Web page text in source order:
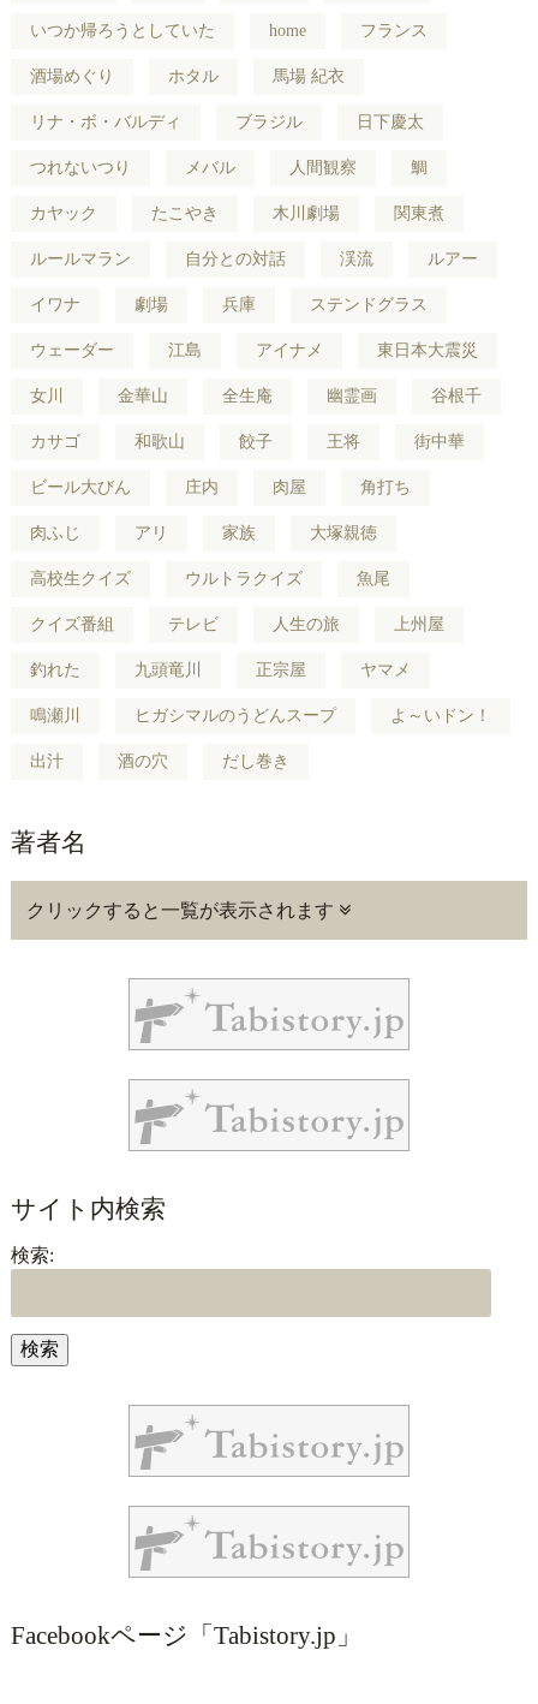
いつか帰ろうとしていた home フランス
酒場めぐり ホタル 馬場 紀衣
リナ・ボ・バルディ ブラジル 日下慶太
つれないつり メバル 人間観察 鯛
カヤック たこやき 木川劇場 関東煮
ルールマラン 自分との対話 渓流 ルアー
イワナ 劇場 兵庫 ステンドグラス
ウェーダー 江島 アイナメ 東日本大震災
女川 金華山 全生庵 幽霊画 谷根千
カサゴ 和歌山 餃子 王将 街中華
ビール大びん 庄内 肉屋 角打ち
肉ふじ アリ 家族 大塚親徳
高校生クイズ ウルトラクイズ 魚尾
クイズ番組 テレビ 人生の旅 上州屋
釣れた 九頭竜川 正宗屋 ヤマメ
鳴瀬川 ヒガシマルのうどんスープ よ～いドン！
出汁 酒の穴 だし巻き
著者名
クリックすると一覧が表示されます
サイト内検索
検索:
Facebookページ「Tabistory.jp」